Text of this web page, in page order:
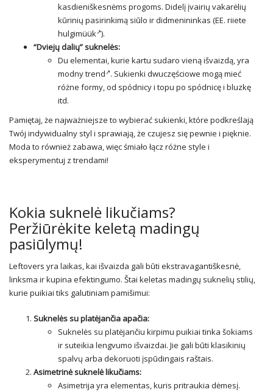
kasdieniškesnėms progoms. Didelį įvairių vakarėlių
kūrinių pasirinkimą siūlo ir didmenininkas (EE. riiete
hulgimüük ).
“Dviejų dalių” suknelės:
Du elementai, kurie kartu sudaro vieną išvaizdą, yra
modny trend . Sukienki dwuczęściowe mogą mieć
różne formy, od spódnicy i topu po spódnicę i bluzkę
itd.
Pamiętaj, że najważniejsze to wybierać sukienki, które podkreślają
Twój indywidualny styl i sprawiają, że czujesz się pewnie i pięknie.
Moda to również zabawa, więc śmiało łącz różne style i
eksperymentuj z trendami!
Kokia suknelė likučiams?
Peržiūrėkite keletą madingų
pasiūlymų!
Leftovers yra laikas, kai išvaizda gali būti ekstravagantiškesnė,
linksma ir kupina efektingumo. Štai keletas madingų suknelių stilių,
kurie puikiai tiks galutiniam pamišimui:
Suknelės su platėjančia apačia:
Suknelės su platėjančiu kirpimu puikiai tinka šokiams
ir suteikia lengvumo išvaizdai. Jie gali būti klasikinių
spalvų arba dekoruoti įspūdingais raštais.
Asimetrinė suknelė likučiams:
Asimetrija yra elementas, kuris pritraukia dėmesį.